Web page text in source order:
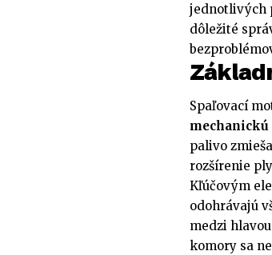
jednotlivých
dôležité
Spaľovací
palivo
rozšírenie
Kľúčovým
odohrávajú
medzi
komory sa